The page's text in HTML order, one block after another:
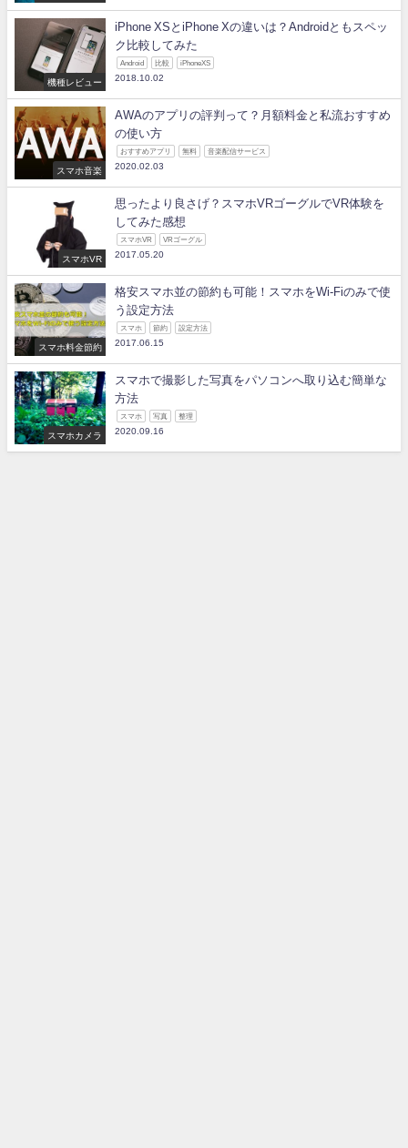
機種レビュー
iPhone XSとiPhone Xの違いは？Androidともスペッ
ク比較してみた
Android 比較 iPhoneXS
2018.10.02
スマホ音楽
AWAのアプリの評判って？月額料金と私流おすすめ
の使い方
おすすめアプリ 無料 音楽配信サービス
2020.02.03
スマホVR
思ったより良さげ？スマホVRゴーグルでVR体験を
してみた感想
スマホVR VRゴーグル
2017.05.20
スマホ料金節約
格安スマホ並の節約も可能！スマホをWi-Fiのみで使
う設定方法
スマホ 節約 設定方法
2017.06.15
スマホカメラ
スマホで撮影した写真をパソコンへ取り込む簡単な
方法
スマホ 写真 整理
2020.09.16